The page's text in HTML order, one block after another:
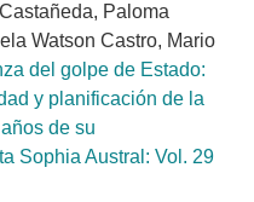
Paloma
Watson Castro, Mario
del golpe de Estado:
y planificación de la
de su
Sophia Austral: Vol. 29